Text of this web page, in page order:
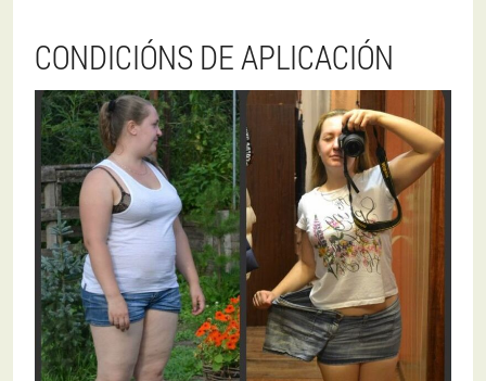
CONDICIÓNS DE APLICACIÓN